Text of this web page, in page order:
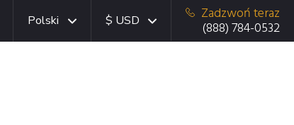
Polski $ USD
Zadzwoń teraz
(888) 784-0532